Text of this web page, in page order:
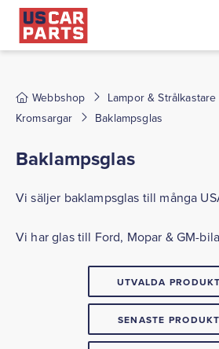
Webbshop Lampor & Strålkastare
Kromsargar
Baklampsglas
Baklampsglas
UTVALDA
SENASTE
Vi säljer baklampsglas till många
Vi har glas till Ford, Mopar & GM-